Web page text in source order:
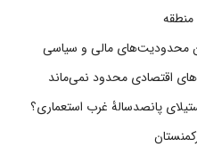
منطقه
محدودیت‌های مالی و سیاسی
اقتصادی محدود نمی‌ماند
پانصدسالۀ غرب استعماری؟